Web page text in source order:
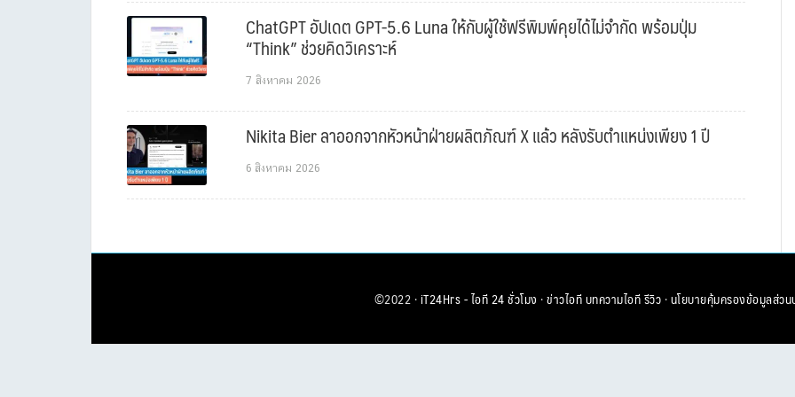
ChatGPT อัปเดต GPT-5.6 Luna ให้กับผู้ใช้ฟรีพิมพ์คุยได้ไม่จำกัด พร้อมปุ่ม
“Think” ช่วยคิดวิเคราะห์
7 สิงหาคม 2026
Nikita Bier ลาออกจากหัวหน้าฝ่ายผลิตภัณฑ์ X แล้ว หลังรับตำแหน่งเพียง 1 ปี
6 สิงหาคม 2026
©2022 ·iT24Hrs - ไอที 24 ชั่วโมง ·ข่าวไอทีบทความไอทีรีวิว ·นโยบายคุ้มครองข้อมูลส่ว